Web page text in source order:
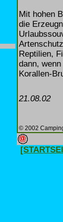
Mit hohen
die
Reptilien,
dann,
Korallen-
21.08.02
© 2002